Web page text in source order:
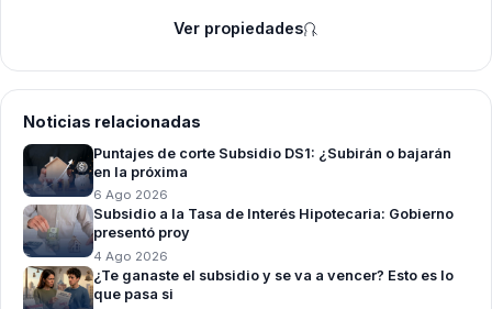
Ver propiedades
Noticias relacionadas
Puntajes de corte Subsidio DS1: ¿Subirán o bajarán
en la próxima
6 Ago 2026
Subsidio a la Tasa de Interés Hipotecaria: Gobierno
presentó proy
4 Ago 2026
¿Te ganaste el subsidio y se va a vencer? Esto es lo
que pasa si